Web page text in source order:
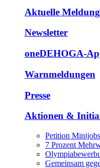
Aktuelle
Newsletter
oneDEHOGA-
Warnmeldungen
Presse
Aktionen &
Petition
7 Prozent
Gemeinsam